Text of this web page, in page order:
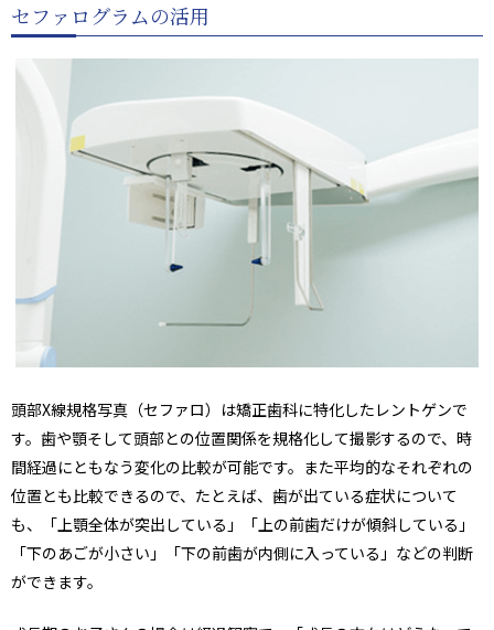
セファログラムの活用
頭部X線規格写真（セファロ）は矯正歯科に特化したレントゲンで
す。歯や顎そして頭部との位置関係を規格化して撮影するので、時
間経過にともなう変化の比較が可能です。また平均的なそれぞれの
位置とも比較できるので、たとえば、歯が出ている症状について
も、「上顎全体が突出している」「上の前歯だけが傾斜している」
「下のあごが小さい」「下の前歯が内側に入っている」などの判断
ができます。